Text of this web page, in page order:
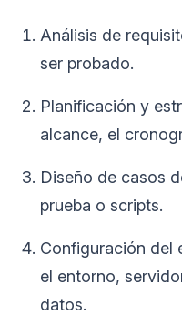
Análisis de
ser probado.
Planificación y
alcance, el
Diseño de casos
prueba o scripts.
Configuración del
el entorno,
datos.